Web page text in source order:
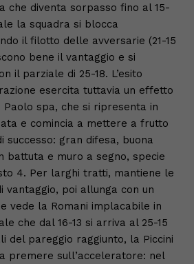
che diventa sorpasso fino al 15-
la squadra si blocca
il filotto delle avversarie (21-15
bene il vantaggio e si
il parziale di 25-18. L’esito
esercita tuttavia un effetto
Paolo spa, che si ripresenta in
e comincia a mettere a frutto
successo: gran difesa, buona
battuta e muro a segno, specie
4. Per larghi tratti, mantiene le
vantaggio, poi allunga con un
vede la Romani implacabile in
che dal 16-13 si arriva al 25-15
del pareggio raggiunto, la Piccini
premere sull’acceleratore: nel